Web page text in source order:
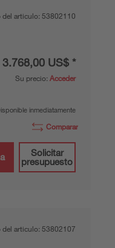
articulo: 53802110
3.768,00 US$ *
Su precio: Acceder
inmediatamente
Comparar
Solicitar
presupuesto
articulo: 53802107